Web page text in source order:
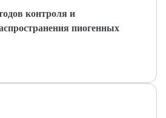
контроля и
пиогенных